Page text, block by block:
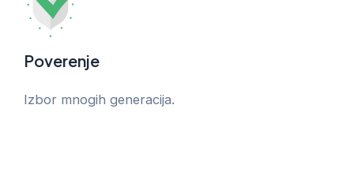
Poverenje
Izbor mnogih generacija.